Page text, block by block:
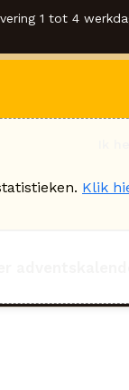
1 tot 4
Klik